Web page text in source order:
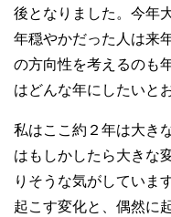
後となりました。今年
年穏やかだった人は来
の方向性を考えるのも
はどんな年にしたいと
私はここ約２年は大き
はもしかしたら大きな
りそうな気がしていま
起こす変化と、偶然に